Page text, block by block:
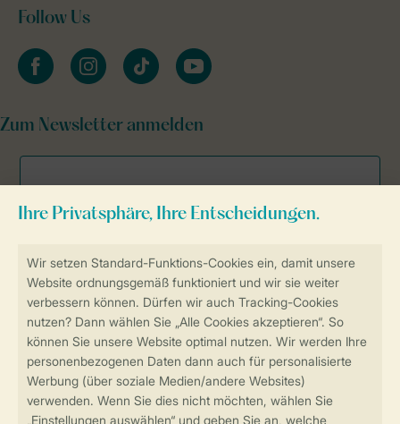
Sicherstellung Deiner Privatsphäre
Sicher und schnell zur Online-Buchung
Sichere Datenübertragung
Sicheres Bezahlen
Follow Us
facebookinstagramtiktok youtube
Zum Newsletter anmelden